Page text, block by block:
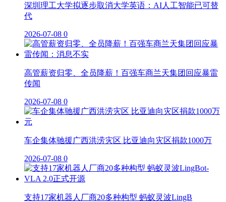
深圳理工大学拟逐步取消大学英语：AI人工智能已可替
代
2026-07-08 0
高管薪资归零、全员降薪！百强车商兰天集团回应暴雷
传闻
2026-07-08 0
车企集体驰援广西洪涝灾区 比亚迪向灾区捐款1000万
2026-07-08 0
支持17家机器人厂商20多种构型 蚂蚁灵波LingB